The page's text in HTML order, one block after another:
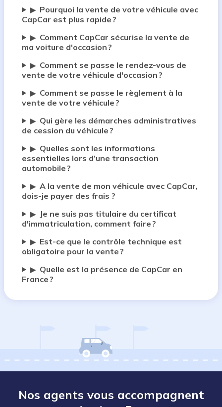
▶ Pourquoi la vente de votre véhicule avec
CapCar est plus rapide ?
▶ Comment CapCar sécurise la vente de
ma voiture d'occasion ?
▶ Comment se passe le rendez-vous de
vente de votre véhicule d'occasion ?
▶ Comment se passe le règlement à la
vente de votre véhicule ?
▶ Qui gère les démarches administratives
de cession du véhicule ?
▶ Quelles sont les informations
essentielles lors d’une transaction
automobile ?
▶ A la vente de mon véhicule avec CapCar,
dois-je payer des frais ?
▶
Je ne suis pas titulaire du certificat
d'immatriculation, comment faire ?
▶ Est-ce que le contrôle technique est
obligatoire pour la vente ?
▶ Quelle est la présence de CapCar en
France ?
Nos agents vous accompagnent